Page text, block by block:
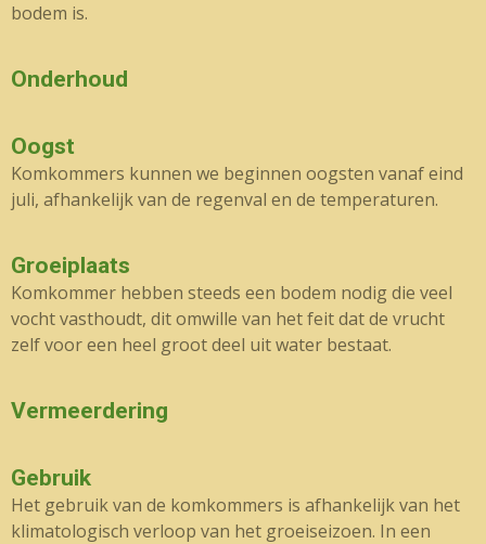
bodem is.
Onderhoud
Oogst
Komkommers kunnen we beginnen oogsten vanaf eind
juli, afhankelijk van de regenval en de temperaturen.
Groeiplaats
Komkommer hebben steeds een bodem nodig die veel
vocht vasthoudt, dit omwille van het feit dat de vrucht
zelf voor een heel groot deel uit water bestaat.
Vermeerdering
Gebruik
Het gebruik van de komkommers is afhankelijk van het
klimatologisch verloop van het groeiseizoen. In een